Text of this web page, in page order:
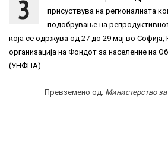
З
присуствува на регионалната
подобрување на
која се одржува од 27 до 29 мај во Софија,
организација на Фондот за население на
(УНФПА).
Превземено од: Министерство